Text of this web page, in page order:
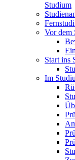
Studium
Vor dem
Start ins
Im